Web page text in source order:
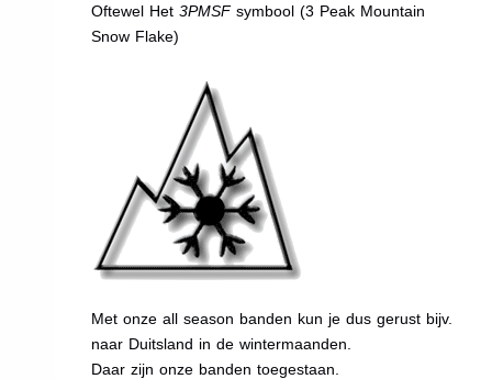
Oftewel Het3PMSFsymbool (3 Peak Mountain
Snow Flake)
Met onze all season banden kun je dus gerust bijv.
naar Duitsland in de wintermaanden.
Daar zijn onze banden toegestaan.